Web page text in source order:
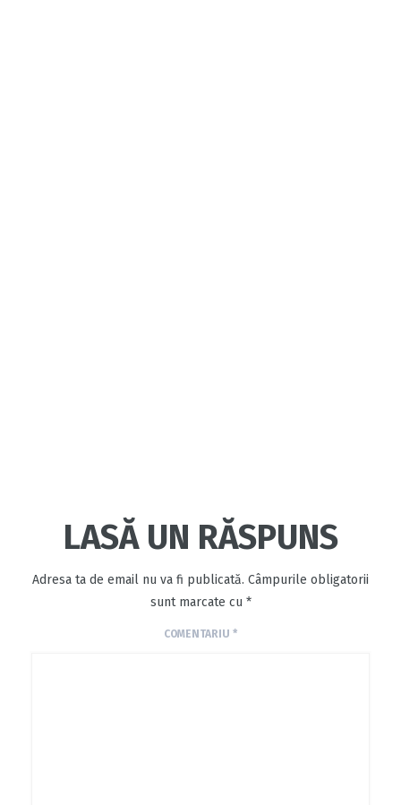
LASĂ UN RĂSPUNS
Adresa ta de email nu va fi publicată. Câmpurile obligatorii
sunt marcate cu *
COMENTARIU *